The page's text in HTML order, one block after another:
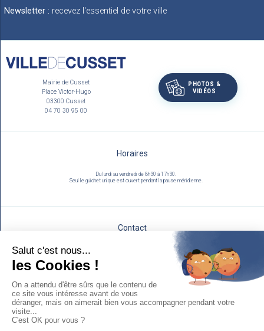
Newsletter : recevez l'essentiel de votre ville
Mairie de Cusset
Place Victor-Hugo
03300 Cusset
04 70 30 95 00
PHOTOS &
VIDÉOS
Horaires
Du lundi au vendredi de 8h30 à 17h30.
Seul le guichet unique est ouvert pendant la pause méridienne.
Contact